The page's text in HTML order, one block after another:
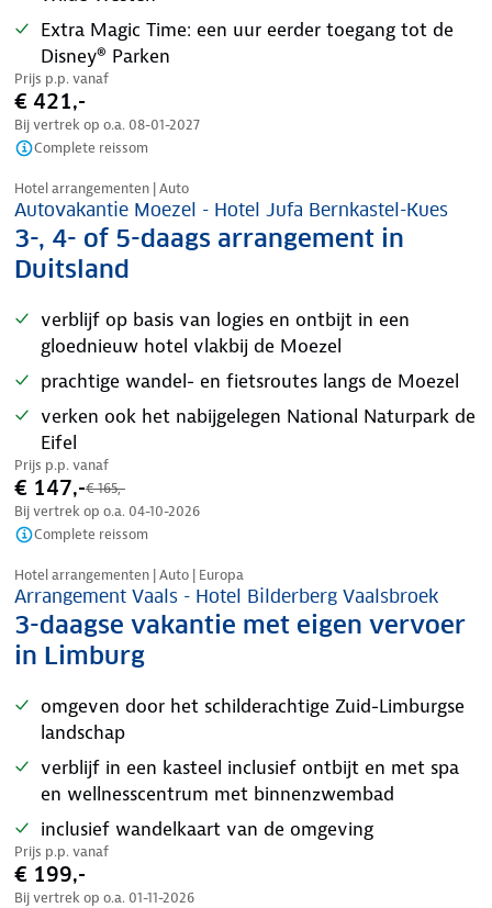
Extra Magic Time: een uur eerder toegang tot de
Disney® Parken
Prijs p.p. vanaf
€ 421,-
Bij vertrek op o.a. 08-01-2027
Complete reissom
Nazomer korting
Hotel arrangementen | Auto
Autovakantie Moezel - Hotel Jufa Bernkastel-Kues
3-, 4- of 5-daags arrangement in
Duitsland
verblijf op basis van logies en ontbijt in een
gloednieuw hotel vlakbij de Moezel
prachtige wandel- en fietsroutes langs de Moezel
verken ook het nabijgelegen National Naturpark de
Eifel
Prijs p.p. vanaf
€ 147,-€ 165,-
Bij vertrek op o.a. 04-10-2026
Complete reissom
Nazomer korting
Hotel arrangementen | Auto | Europa
Arrangement Vaals - Hotel Bilderberg Vaalsbroek
3-daagse vakantie met eigen vervoer
in Limburg
omgeven door het schilderachtige Zuid-Limburgse
landschap
verblijf in een kasteel inclusief ontbijt en met spa
en wellnesscentrum met binnenzwembad
inclusief wandelkaart van de omgeving
Prijs p.p. vanaf
€ 199,-
Bij vertrek op o.a. 01-11-2026